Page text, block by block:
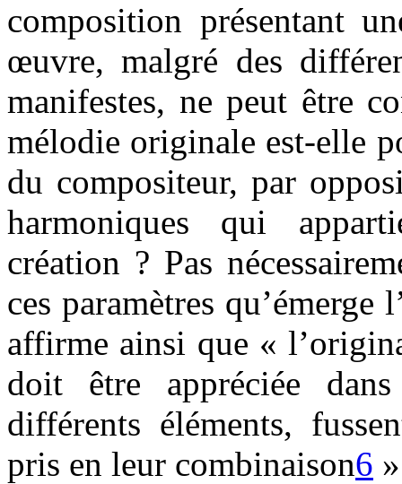
composition présentant
œuvre, malgré des
manifestes, ne peut être
mélodie originale est-elle
du compositeur, par
harmoniques qui
création ? Pas
ces paramètres
affirme ainsi que «
doit être appréciée
différents éléments,
pris en leur combinaison6